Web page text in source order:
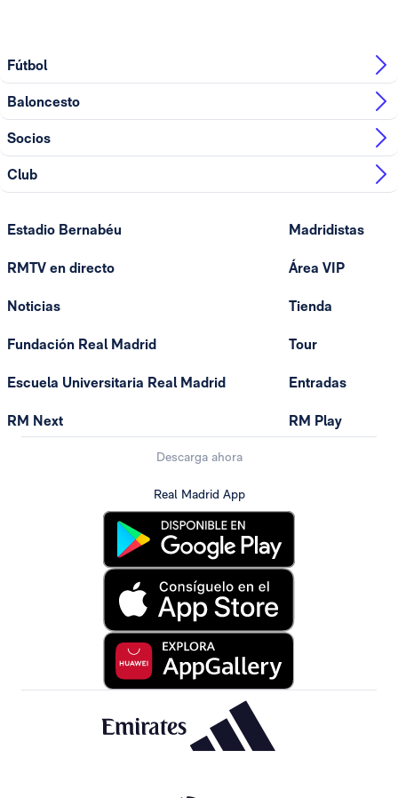
Fútbol
Baloncesto
Socios
Club
Estadio Bernabéu
RMTV en directo
Noticias
Fundación Real Madrid
Escuela Universitaria Real Madrid
RM Next
Madridistas
Área VIP
Tienda
Tour
Entradas
RM Play
Descarga ahora
Real Madrid App